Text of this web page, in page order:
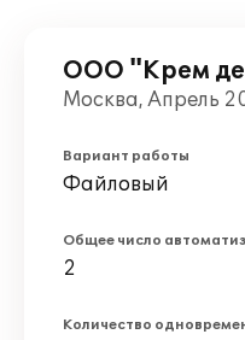
ООО "Крем
Москва, Апрель
Вариант работы
Файловый
Общее число
2
Количество